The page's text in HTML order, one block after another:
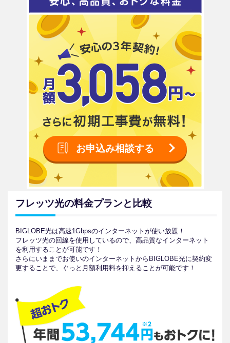
お申込み相談する
フレッツ光の料金プランと比較
BIGLOBE光は高速1Gbpsのインターネットが使い放題！
フレッツ光の回線を使用しているので、高品質なインターネット
を利用することが可能です！
さらにいままでお使いのインターネットからBIGLOBE光に契約変
更することで、ぐっと月額利用料を抑えることが可能です！